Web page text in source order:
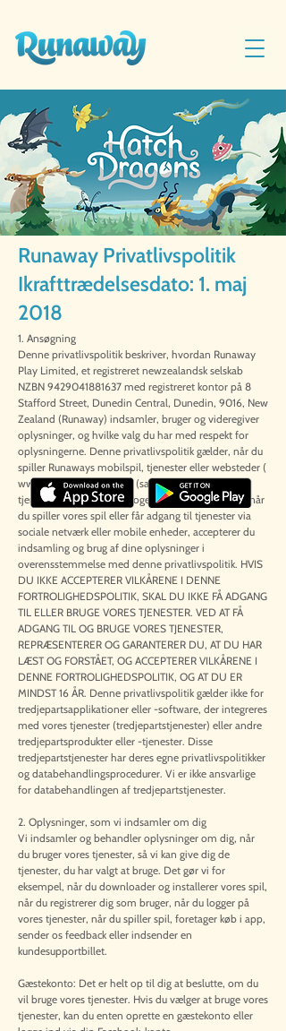
Runaway Privatlivspolitik
Ikrafttrædelsesdato: 1. maj
2018
1. Ansøgning
Denne privatlivspolitik beskriver, hvordan Runaway
Play Limited, et registreret newzealandsk selskab
NZBN 9429041881637 med registreret kontor på 8
Stafford Street, Dunedin Central, Dunedin, 9016, New
Zealand (Runaway) indsamler, bruger og videregiver
oplysninger, og hvilke valg du har med respekt for
oplysningerne. Denne privatlivspolitik gælder, når du
spiller Runaways mobilspil, tjenester eller websteder (
www.runawayplay.com ) (samlet omtalt som
tjenester). Ved at bruge nogen tjenester, herunder når
du spiller vores spil eller får adgang til tjenester via
sociale netværk eller mobile enheder, accepterer du
indsamling og brug af dine oplysninger i
overensstemmelse med denne privatlivspolitik. HVIS
DU IKKE ACCEPTERER VILKÅRENE I DENNE
FORTROLIGHEDSPOLITIK, SKAL DU IKKE FÅ ADGANG
TIL ELLER BRUGE VORES TJENESTER. VED AT FÅ
ADGANG TIL OG BRUGE VORES TJENESTER,
REPRÆSENTERER OG GARANTERER DU, AT DU HAR
LÆST OG FORSTÅET, OG ACCEPTERER VILKÅRENE I
DENNE FORTROLIGHEDSPOLITIK, OG AT DU ER
MINDST 16 ÅR. Denne privatlivspolitik gælder ikke for
tredjepartsapplikationer eller -software, der integreres
med vores tjenester (tredjepartstjenester) eller andre
tredjepartsprodukter eller -tjenester. Disse
tredjepartstjenester har deres egne privatlivspolitikker
og databehandlingsprocedurer. Vi er ikke ansvarlige
for databehandlingen af tredjepartstjenester.
2. Oplysninger, som vi indsamler om dig
Vi indsamler og behandler oplysninger om dig, når
du bruger vores tjenester, så vi kan give dig de
tjenester, du har valgt at bruge. Det gør vi for
eksempel, når du downloader og installerer vores spil,
når du registrerer dig som bruger, når du logger på
vores tjenester, når du spiller spil, foretager køb i app,
sender os feedback eller indsender en
kundesupportbillet.
Gæstekonto: Det er helt op til dig at beslutte, om du
vil bruge vores tjenester. Hvis du vælger at bruge vores
tjenester, kan du enten oprette en gæstekonto eller